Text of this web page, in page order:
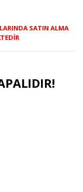
SATIN ALMA